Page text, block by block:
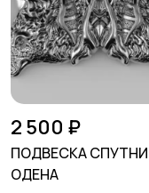
2 500 ₽
ПОДВЕСКА
ОДЕНА